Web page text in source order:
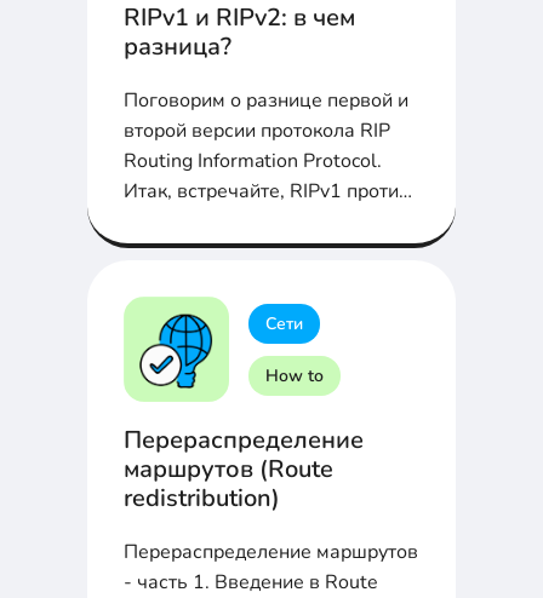
RIPv1 и RIPv2: в чем
разница?
Поговорим о разнице первой и
второй версии протокола RIP
Routing Information Protocol.
Итак, встречайте, RIPv1 против
Сети
How to
Перераспределение
маршрутов (Route
redistribution)
Перераспределение маршрутов
- часть 1. Введение в Route